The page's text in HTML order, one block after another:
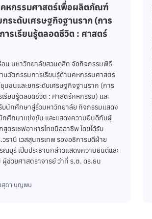
รษฐศาสตร์แห่งประเทศไทย
ฐศาสตร์แห่งประเทศไทย จัดการประชุม
ำนวยการสมาคมคหเศรษฐศาสตร์แห่ง
ที่ 3/2569 โดยมี อาจารย์ปิยะธิดา สีหะ
สมาคมคหเศรษฐศาสตร์แห่งประเทศไทย
รประชุม ทั้งนี้ ผู้ช่วยศาสตราจารย์ ว่าที่ ร.ต.
รุ่งเรือง คณบดีโรงเรียนการเรือน ในฐานะ
คม พร้อมด้วย ดร.จันทรจนา ศิริพันธ์
สุดา บุญพบ